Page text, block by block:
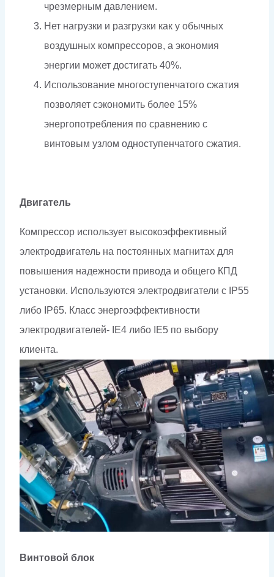
чрезмерным давлением.
Нет нагрузки и разгрузки как у обычных
воздушных компрессоров, а экономия
энергии может достигать 40%.
Использование многоступенчатого сжатия
позволяет сэкономить более 15%
энергопотребления по сравнению с
винтовым узлом одноступенчатого сжатия.
Двигатель
Компрессор использует высокоэффективный
электродвигатель на постоянных магнитах для
повышения надежности привода и общего КПД
установки. Используются электродвигатели с IP55
либо IP65. Класс энергоэффективности
электродвигателей- IE4 либо IE5 по выбору
клиента.
Винтовой блок